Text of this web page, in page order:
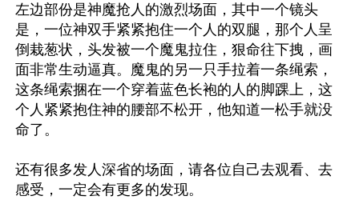
左边部份是神魔抢人的激烈场面，其中一个镜头
是，一位神双手紧紧抱住一个人的双腿，那个人呈
倒栽葱状，头发被一个魔鬼拉住，狠命往下拽，画
面非常生动逼真。魔鬼的另一只手拉着一条绳索，
这条绳索捆在一个穿着蓝色长袍的人的脚踝上，这
个人紧紧抱住神的腰部不松开，他知道一松手就没
命了。
还有很多发人深省的场面，请各位自己去观看、去
感受，一定会有更多的发现。